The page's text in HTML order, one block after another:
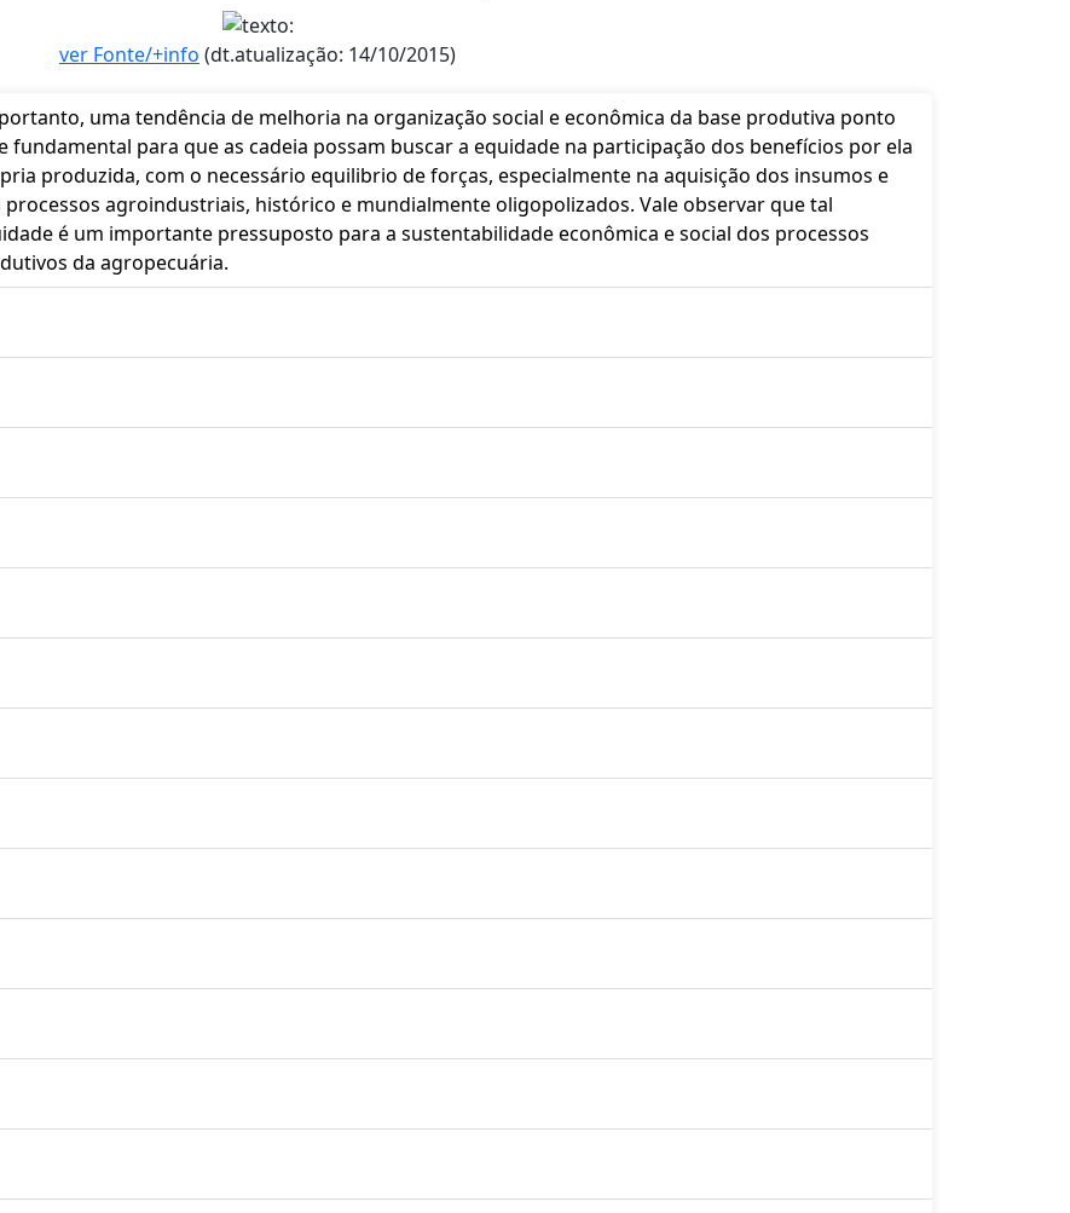
ver Fonte/+info (dt.atualização: 14/10/2015)
uma tendência de melhoria na organização social e econômica da base produtiva ponto
fundamental para que as cadeia possam buscar a equidade na participação dos benefícios por ela
produzida, com o necessário equilibrio de forças, especialmente na aquisição dos insumos e
processos agroindustriais, histórico e mundialmente oligopolizados. Vale observar que tal
é um importante pressuposto para a sustentabilidade econômica e social dos processos
da agropecuária.